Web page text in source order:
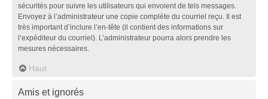
sécurités pour suivre les utilisateurs qui envoient de tels messages.
Envoyez à l’administrateur une copie complète du courriel reçu. Il est
très important d’inclure l’en-tête (il contient des informations sur
l’expéditeur du courriel). L’administrateur pourra alors prendre les
mesures nécessaires.
Haut
Amis et ignorés